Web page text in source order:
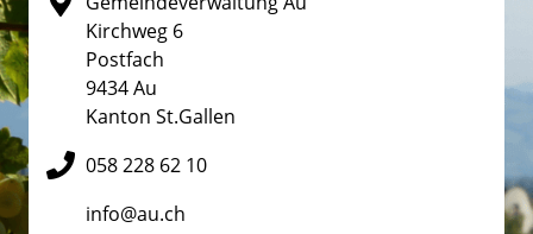
Kirchweg 6
Postfach
9434 Au
Kanton St.Gallen
058 228 62 10
info@au.ch